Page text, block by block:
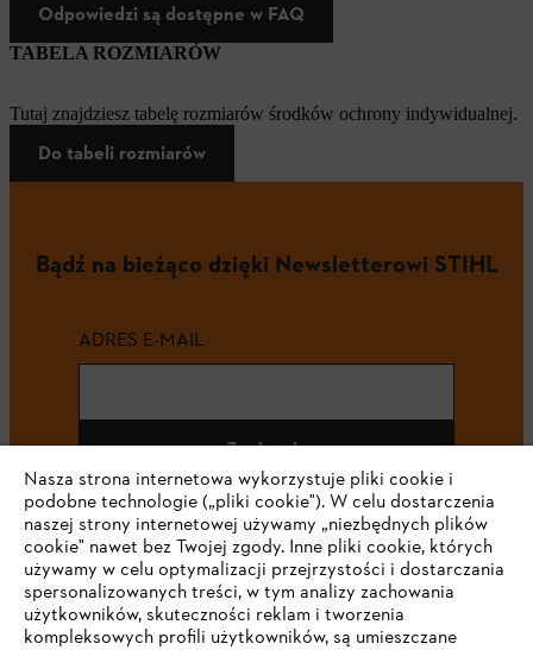
Odpowiedzi są dostępne w FAQ
TABELA ROZMIARÓW
Tutaj znajdziesz tabelę rozmiarów środków ochrony indywidualnej.
Do tabeli rozmiarów
Bądź na bieżąco dzięki Newsletterowi STIHL
ADRES E-MAIL
Zapisz się
#STIHL
Nasza strona internetowa wykorzystuje pliki cookie i
podobne technologie („pliki cookie"). W celu dostarczenia
naszej strony internetowej używamy „niezbędnych plików
cookie" nawet bez Twojej zgody. Inne pliki cookie, których
używamy w celu optymalizacji przejrzystości i dostarczania
spersonalizowanych treści, w tym analizy zachowania
użytkowników, skuteczności reklam i tworzenia
kompleksowych profili użytkowników, są umieszczane